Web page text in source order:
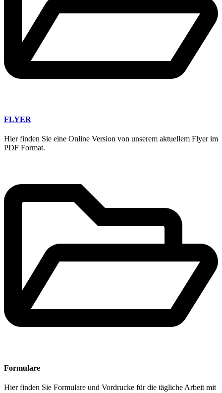
FLYER
Hier finden Sie eine Online Version von unserem aktuellem Flyer im
PDF Format.
Formulare
Hier finden Sie Formulare und Vordrucke für die tägliche Arbeit mit